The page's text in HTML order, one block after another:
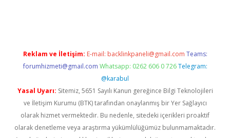
Reklam ve İletişim: E-mail: backlinkpaneli@gmail.com Teams:
forumhizmeti@gmail.com Whatsapp: 0262 606 0 726 Telegram:
@karabul
Yasal Uyarı: Sitemiz, 5651 Sayılı Kanun gereğince Bilgi Teknolojileri
ve İletişim Kurumu (BTK) tarafından onaylanmış bir Yer Sağlayıcı
olarak hizmet vermektedir. Bu nedenle, sitedeki içerikleri proaktif
olarak denetleme veya araştırma yükümlülüğümüz bulunmamaktadır.